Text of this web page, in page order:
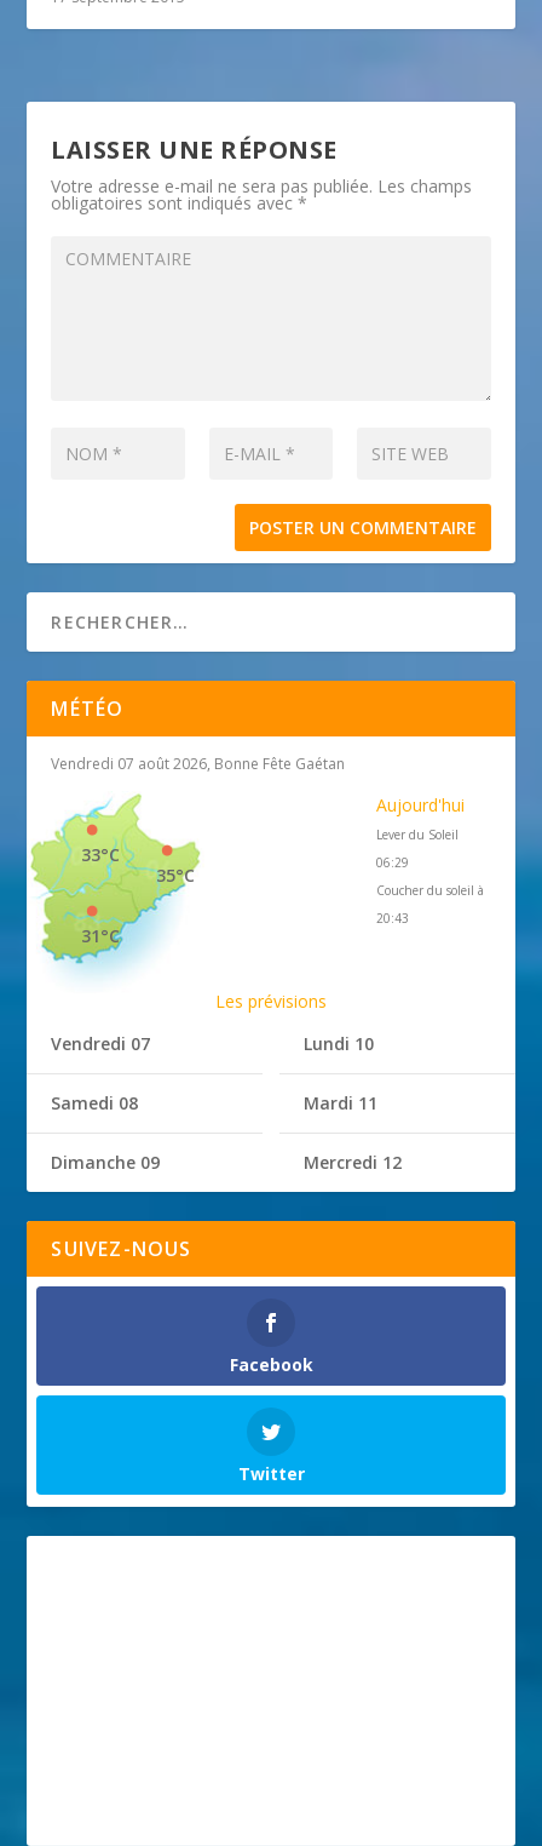
LAISSER UNE RÉPONSE
Votre adresse e-mail ne sera pas publiée. Les champs
obligatoires sont indiqués avec*
MÉTÉO
Vendredi 07 août 2026, Bonne Fête Gaétan
35°C
33°C
31°C
Aujourd'hui
Lever du Soleil
06:29
Coucher du soleil à
20:43
Les prévisions
Vendredi 07
Samedi 08
Dimanche 09
Lundi 10
Mardi 11
Mercredi 12
SUIVEZ-NOUS
Facebook
Twitter